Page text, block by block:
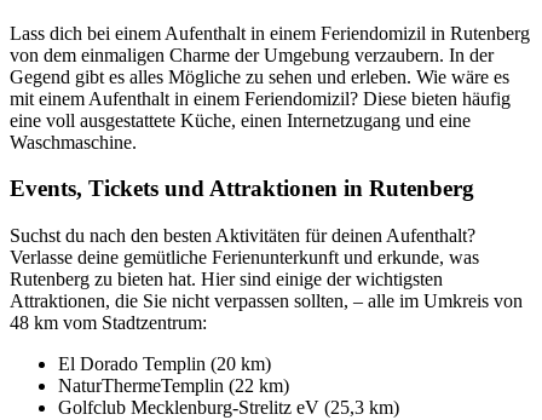
Lass dich bei einem Aufenthalt in einem Feriendomizil in Rutenberg
von dem einmaligen Charme der Umgebung verzaubern. In der
Gegend gibt es alles Mögliche zu sehen und erleben. Wie wäre es
mit einem Aufenthalt in einem Feriendomizil? Diese bieten häufig
eine voll ausgestattete Küche, einen Internetzugang und eine
Waschmaschine.
Events, Tickets und Attraktionen in Rutenberg
Suchst du nach den besten Aktivitäten für deinen Aufenthalt?
Verlasse deine gemütliche Ferienunterkunft und erkunde, was
Rutenberg zu bieten hat. Hier sind einige der wichtigsten
Attraktionen, die Sie nicht verpassen sollten, – alle im Umkreis von
48 km vom Stadtzentrum:
El Dorado Templin (20 km)
NaturThermeTemplin (22 km)
Golfclub Mecklenburg-Strelitz eV (25,3 km)